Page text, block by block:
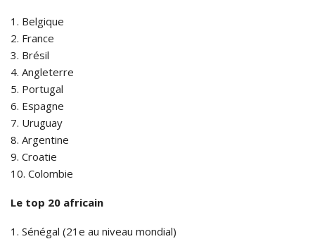
1. Belgique
2. France
3. Brésil
4. Angleterre
5. Portugal
6. Espagne
7. Uruguay
8. Argentine
9. Croatie
10. Colombie
Le top 20 africain
1. Sénégal (21e au niveau mondial)